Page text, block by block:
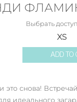
Выбрать
XS
ADD TO
это снова!
идеального